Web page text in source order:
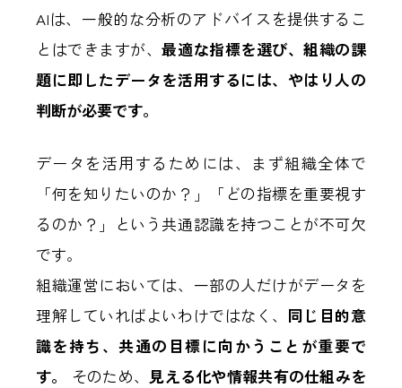
AIは、一般的な分析のアドバイスを提供するこ
とはできますが、最適な指標を選び、組織の課
題に即したデータを活用するには、やはり人の
判断が必要です。
データを活用するためには、まず組織全体で
「何を知りたいのか？」「どの指標を重要視す
るのか？」という共通認識を持つことが不可欠
です。
組織運営においては、一部の人だけがデータを
理解していればよいわけではなく、 同じ目的意
識を持ち、共通の目標に向かうことが重要で
す。
そのため、見える化や情報共有の仕組みを